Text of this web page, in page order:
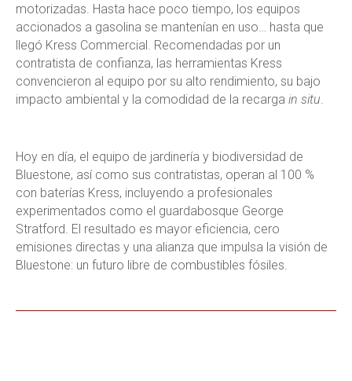
motorizadas. Hasta hace poco tiempo, los equipos
accionados a gasolina se mantenían en uso… hasta que
llegó Kress Commercial. Recomendadas por un
contratista de confianza, las herramientas Kress
convencieron al equipo por su alto rendimiento, su bajo
impacto ambiental y la comodidad de la recarga in situ
Hoy en día, el equipo de jardinería y biodiversidad de
Bluestone, así como sus contratistas, operan al 100 %
con baterías Kress, incluyendo a profesionales
experimentados como el guardabosque George
Stratford. El resultado es mayor eficiencia, cero
emisiones directas y una alianza que impulsa la visión de
Bluestone: un futuro libre de combustibles fósiles.